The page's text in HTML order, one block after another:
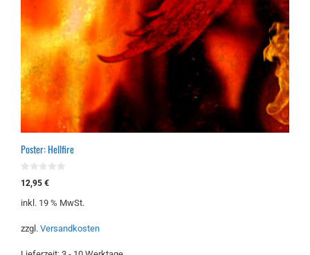
Poster: Hellfire
0
v
n
12,95 €
inkl. 19 % MwSt.
zzgl. Versandkosten